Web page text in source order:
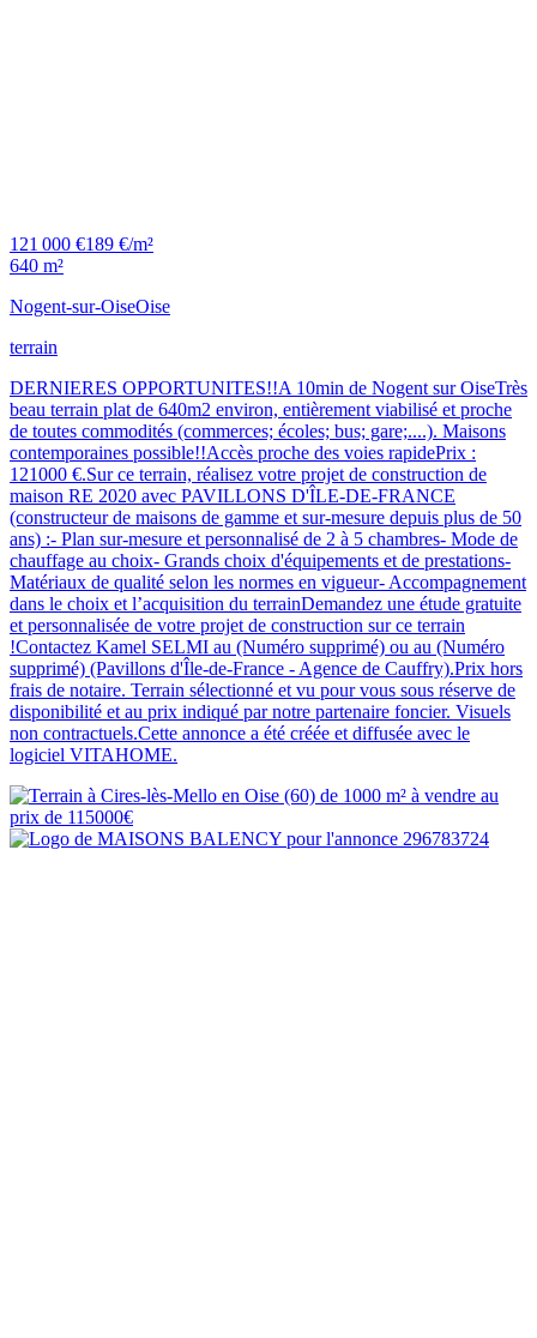
121 000 €189 €/m²
640 m²
Nogent-sur-OiseOise
terrain
DERNIERES OPPORTUNITES!!A 10min de Nogent sur OiseTrès
beau terrain plat de 640m2 environ, entièrement viabilisé et proche
de toutes commodités (commerces; écoles; bus; gare;....). Maisons
contemporaines possible!!Accès proche des voies rapidePrix :
121000 €.Sur ce terrain, réalisez votre projet de construction de
maison RE 2020 avec PAVILLONS D'ÎLE-DE-FRANCE
(constructeur de maisons de gamme et sur-mesure depuis plus de 50
ans) :- Plan sur-mesure et personnalisé de 2 à 5 chambres- Mode de
chauffage au choix- Grands choix d'équipements et de prestations-
Matériaux de qualité selon les normes en vigueur- Accompagnement
dans le choix et l’acquisition du terrainDemandez une étude gratuite
et personnalisée de votre projet de construction sur ce terrain
!Contactez Kamel SELMI au (Numéro supprimé) ou au (Numéro
supprimé) (Pavillons d'Île-de-France - Agence de Cauffry).Prix hors
frais de notaire. Terrain sélectionné et vu pour vous sous réserve de
disponibilité et au prix indiqué par notre partenaire foncier. Visuels
non contractuels.Cette annonce a été créée et diffusée avec le
logiciel VITAHOME.